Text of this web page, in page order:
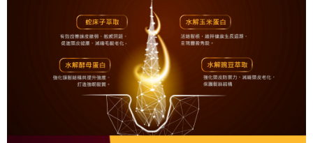
每筆NT$90，滿NT$1,000(含以上)免運費